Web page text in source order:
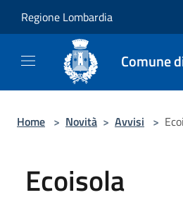
Regione Lombardia
Comune
Home > Novità > Avvisi >
Ecoisola